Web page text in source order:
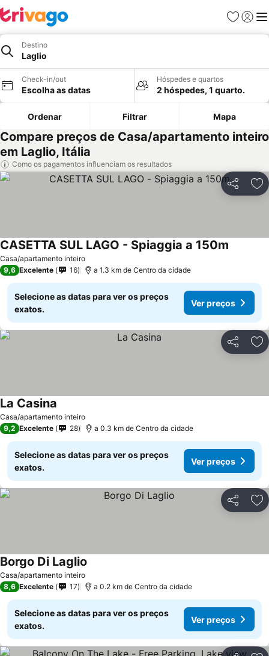
Favoritos
Iniciar
Destino
Laglio
Check-in/out
Escolha as datas
Hóspedes e quartos
2 hóspedes, 1 quarto.
Ordenar Filtrar Mapa
Compare preços de Casa/apartamento inteiro
em Laglio, Itália
Como os pagamentos influenciam os resultados
Partilhar
Casa/apartamento inteiro
CASETTA SUL LAGO - Spiaggia a 150m
9,6 Excelente 16 a 1.3 km de Centro da cidade
Selecione as datas para ver os preços
exatos.
Ver preços
Partilhar
Casa/apartamento inteiro
La Casina
9,2 Excelente 28 a 0.3 km de Centro da cidade
Selecione as datas para ver os preços
exatos.
Ver preços
Partilhar
Casa/apartamento inteiro
Borgo Di Laglio
8,6 Excelente 17 a 0.2 km de Centro da cidade
Selecione as datas para ver os preços
exatos.
Ver preços